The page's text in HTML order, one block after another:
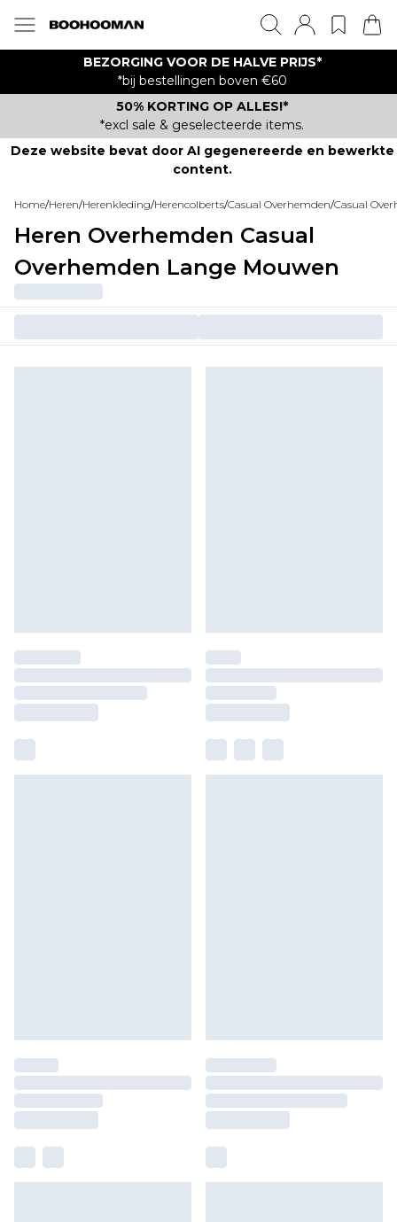
BEZORGING VOOR DE HALVE PRIJS*
*bij bestellingen boven €60
50% KORTING OP ALLES!*
*excl sale & geselecteerde items.
Deze website bevat door AI gegenereerde en bewerkte
content.
Home/Heren/Herenkleding/Herencolberts/Casual Overhemden/Casual
Heren Overhemden Casual
Overhemden Lange Mouwen